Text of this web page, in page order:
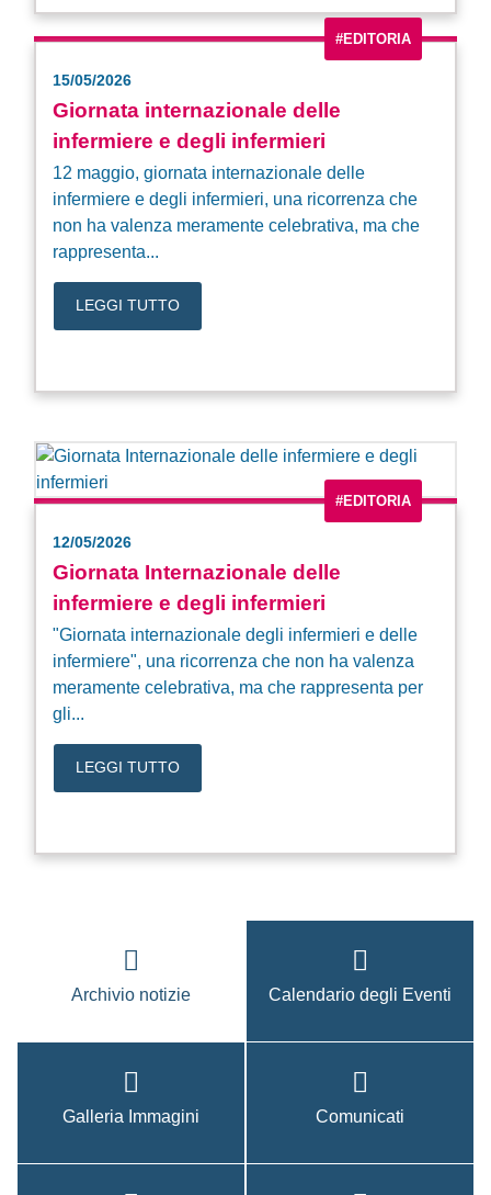
#EDITORIA
15/05/2026
Giornata internazionale delle
infermiere e degli infermieri
12 maggio, giornata internazionale delle
infermiere e degli infermieri, una ricorrenza che
non ha valenza meramente celebrativa, ma che
rappresenta...
LEGGI TUTTO
#EDITORIA
12/05/2026
Giornata Internazionale delle
infermiere e degli infermieri
"Giornata internazionale degli infermieri e delle
infermiere", una ricorrenza che non ha valenza
meramente celebrativa, ma che rappresenta per
gli...
LEGGI TUTTO
Archivio notizie Calendario degli Eventi
Galleria Immagini Comunicati